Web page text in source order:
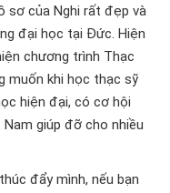
sơ của Nghi rất đẹp và
đại học tại Đức. Hiện
chương trình Thạc
muốn khi học thạc sỹ
hiện đại, có cơ hội
giúp đỡ cho nhiều
đẩy mình, nếu bạn